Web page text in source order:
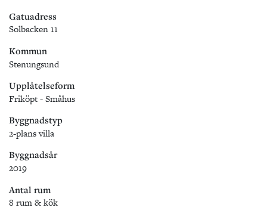
Gatuadress
Solbacken 11
Kommun
Stenungsund
Upplåtelseform
Friköpt - Småhus
Byggnadstyp
2-plans villa
Byggnadsår
2019
Antal rum
8 rum & kök